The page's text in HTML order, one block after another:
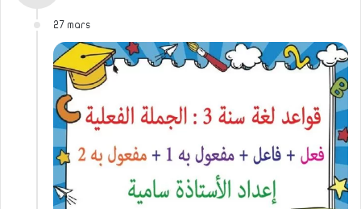
27 mars